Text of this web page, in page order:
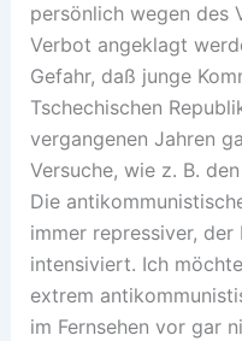
persönlich wegen des
Verbot angeklagt
Gefahr, daß junge
Tschechischen
vergangenen Jahren
Versuche, wie z. B.
Die
immer repressiver,
intensiviert. Ich
extrem
im Fernsehen vor gar